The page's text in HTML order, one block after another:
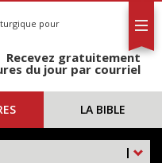
pour
Recevez gratuitement
du jour par courriel
LA BIBLE
|